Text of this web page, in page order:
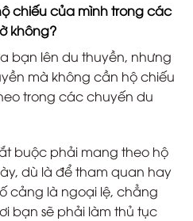
chiếu của mình trong các
không?
bạn lên du thuyền, nhưng
mà không cần hộ chiếu
trong các chuyến du
buộc phải mang theo hộ
dù là để tham quan hay
cảng là ngoại lệ, chẳng
bạn sẽ phải làm thủ tục